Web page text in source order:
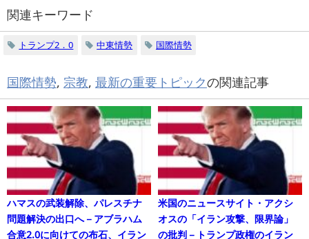
関連キーワード
トランプ2．0 中東情勢 国際情勢
国際情勢, 宗教, 最新の重要トピックの関連記事
ハマスの武装解除、パレスチナ
問題解決の出口へ－アブラハム
合意2.0に向けての布石、イラン
米国のニュースサイト・アクシ
オスの「イラン攻撃、限界論」
の批判－トランプ政権のイラン